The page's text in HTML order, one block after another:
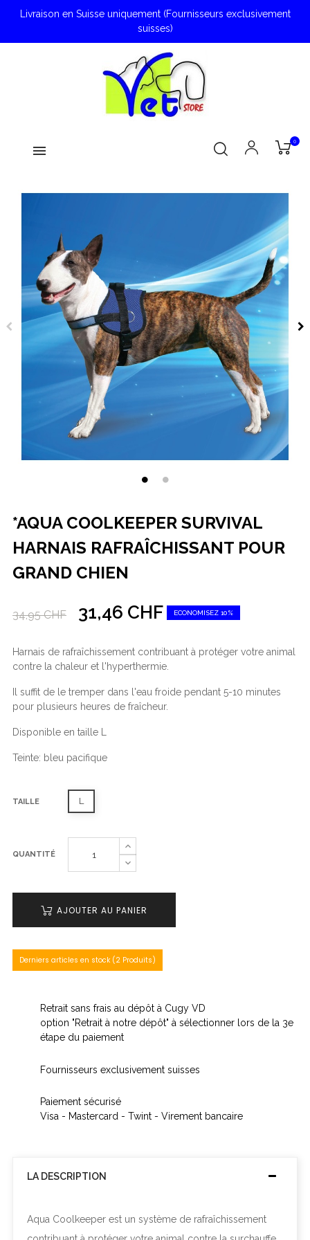
Livraison en Suisse uniquement (Fournisseurs exclusivement
suisses)
0
*AQUA COOLKEEPER SURVIVAL
HARNAIS RAFRAÎCHISSANT POUR
GRAND CHIEN
34,95 CHF 31,46 CHF ECONOMISEZ 10%
Harnais de rafraîchissement contribuant à protéger votre animal
contre la chaleur et l'hyperthermie.
Il suffit de le tremper dans l'eau froide pendant 5-10 minutes
pour plusieurs heures de fraîcheur.
Disponible en taille L
Teinte: bleu pacifique
TAILLE L
QUANTITÉ
AJOUTER AU PANIER
Derniers articles en stock (2 Produits)
Retrait sans frais au dépôt à Cugy VD
option "Retrait à notre dépôt" à sélectionner lors de la 3e
étape du paiement
Fournisseurs exclusivement suisses
Paiement sécurisé
Visa - Mastercard - Twint - Virement bancaire
LA DESCRIPTION
Aqua Coolkeeper est un système de rafraîchissement